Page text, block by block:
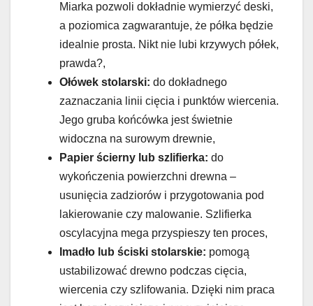
Miarka pozwoli dokładnie wymierzyć deski,
a poziomica zagwarantuje, że półka będzie
idealnie prosta. Nikt nie lubi krzywych półek,
prawda?,
Ołówek stolarski: do dokładnego
zaznaczania linii cięcia i punktów wiercenia.
Jego gruba końcówka jest świetnie
widoczna na surowym drewnie,
Papier ścierny lub szlifierka: do
wykończenia powierzchni drewna –
usunięcia zadziorów i przygotowania pod
lakierowanie czy malowanie. Szlifierka
oscylacyjna mega przyspieszy ten proces,
Imadło lub ściski stolarskie: pomogą
ustabilizować drewno podczas cięcia,
wiercenia czy szlifowania. Dzięki nim praca